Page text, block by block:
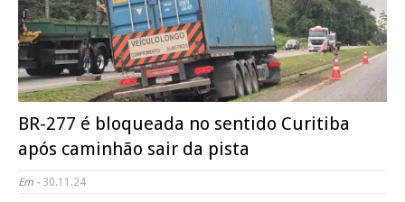
BR-277 é bloqueada no sentido Curitiba
após caminhão sair da pista
Em - 30.11.24